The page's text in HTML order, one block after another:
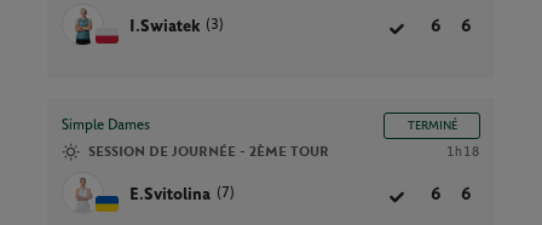
I.Swiatek (3) 6 6
Simple Dames TERMINÉ
SESSION DE JOURNÉE - 2ÈME TOUR 1h18
E.Svitolina (7) 6 6